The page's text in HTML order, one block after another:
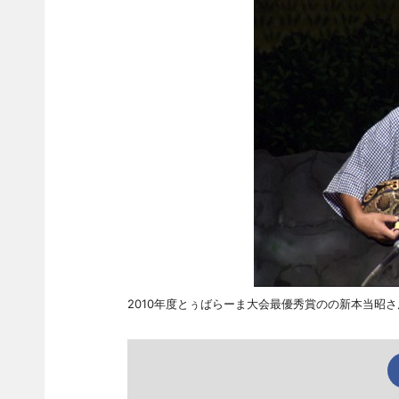
2010年度とぅばらーま大会最優秀賞のの新本当昭